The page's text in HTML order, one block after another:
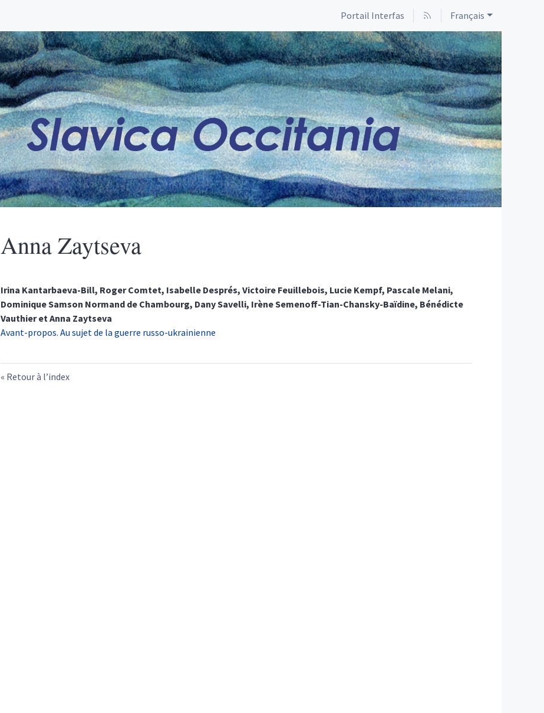
Portail Interfas Français
Anna Zaytseva
Irina Kantarbaeva-Bill, RogerComtet, Isabelle Després, Victoire Feuillebois, Lucie Kempf, Pascale Melani,
DominiqueSamson Normand de Chambourg, DanySavelli, IrèneSemenoff-Tian-Chansky-Baïdine, Bénédicte
Vauthieret Anna Zaytseva
Avant-propos. Au sujet de la guerre russo-ukrainienne
Retour à l’index